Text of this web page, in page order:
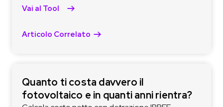
Vai al Tool
Articolo Correlato
Quanto ti costa davvero il
fotovoltaico e in quanti anni rientra?